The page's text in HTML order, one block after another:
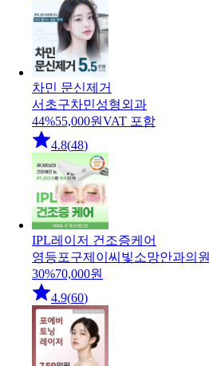
차민 문신제거
서초구차민성형외과
44%55,000원VAT 포함
4.8(48)
IPL레이저 건조증케어
영등포구제이씨빛소망안과의원
30%70,000원
4.9(60)